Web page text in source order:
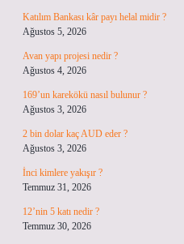
Katılım Bankası kâr payı helal midir ?
Ağustos 5, 2026
Avan yapı projesi nedir ?
Ağustos 4, 2026
169’un karekökü nasıl bulunur ?
Ağustos 3, 2026
2 bin dolar kaç AUD eder ?
Ağustos 3, 2026
İnci kimlere yakışır ?
Temmuz 31, 2026
12’nin 5 katı nedir ?
Temmuz 30, 2026